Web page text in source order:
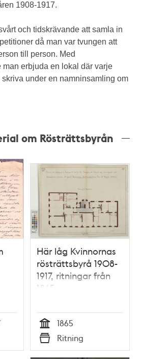
1908-1917.
och tidskrävande att samla in
då man var tvungen att
till person. Med
man erbjuda en lokal där varje
under en namninsamling om
om Rösträttsbyrån
Här låg Kvinnornas
rösträttsbyrå 1908-
1917, ritningar från
1865
Tid
1865
Typ
Ritning